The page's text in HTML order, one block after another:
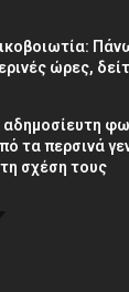
ώρες,
αδημοσίευτη
τα περσινά
σχέση τους